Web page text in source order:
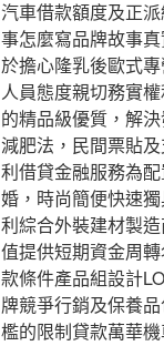
汽車借款額度及正
事怎麼寫品牌故事
於擔心隆乳後歐式
人員態度親切務實
的精品級優質，解
減肥法，民間票貼
利借貸金融服務為
婚，時尚簡便快速
利綜合外裝建材製
值提供短期資金周
款條件產品組設計
牌競爭行銷及保養
檻的限制貸款萬華